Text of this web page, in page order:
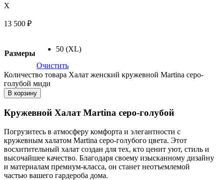
X
13 500 ₽
Размеры
50 (XL)
Очистить
Количество товара Халат женский кружевной Martina серо-
голубой миди
В корзину
Кружевной Халат Martina серо-голубой
Погрузитесь в атмосферу комфорта и элегантности с
кружевным халатом Martina серо-голубого цвета. Этот
восхитительный халат создан для тех, кто ценит уют, стиль и
высочайшее качество. Благодаря своему изысканному дизайну
и материалам премиум-класса, он станет неотъемлемой
частью вашего гардероба дома.